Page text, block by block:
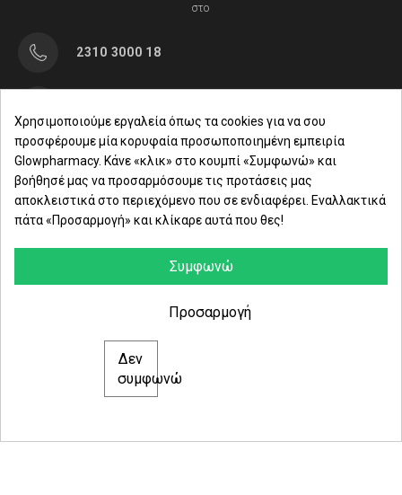
στο
2310 3000 18
Δευ. - Παρ.: 8:00 - 21:00
Σάββατο: 09:00-15:00
ΕΤΑΙΡΕΙΑ
© 2021 glowpharmacy.gr
Χρησιμοποιούμε εργαλεία όπως τα cookies για να σου
προσφέρουμε μία κορυφαία προσωποποιημένη εμπειρία
Glowpharmacy. Κάνε «κλικ» στο κουμπί «Συμφωνώ» και
βοήθησέ μας να προσαρμόσουμε τις προτάσεις μας
αποκλειστικά στο περιεχόμενο που σε ενδιαφέρει. Εναλλακτικά
πάτα «Προσαρμογή» και κλίκαρε αυτά που θες!
Συμφωνώ
Δεν
συμφωνώ
Προσαρμογή